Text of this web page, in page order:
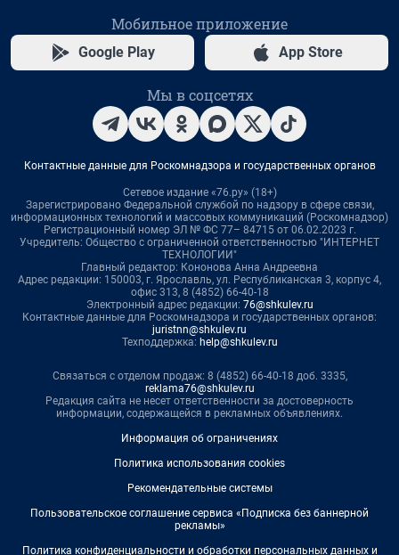
Мобильное приложение
Google Play App Store
Мы в соцсетях
Контактные данные для Роскомнадзора и государственных органов
Сетевое издание «76.ру» (18+)
Зарегистрировано Федеральной службой по надзору в сфере связи,
информационных технологий и массовых коммуникаций (Роскомнадзор)
Регистрационный номер ЭЛ № ФС 77– 84715 от 06.02.2023 г.
Учредитель: Общество с ограниченной ответственностью "ИНТЕРНЕТ
ТЕХНОЛОГИИ"
Главный редактор: Кононова Анна Андреевна
Адрес редакции: 150003, г. Ярославль, ул. Республиканская 3, корпус 4,
офис 313, 8 (4852) 66-40-18
Электронный адрес редакции: 76@shkulev.ru
Контактные данные для Роскомнадзора и государственных органов:
juristnn@shkulev.ru
Техподдержка: help@shkulev.ru
Связаться с отделом продаж: 8 (4852) 66-40-18 доб. 3335,
reklama76@shkulev.ru
Редакция сайта не несет ответственности за достоверность
информации, содержащейся в рекламных объявлениях.
Информация об ограничениях
Политика использования cookies
Рекомендательные системы
Пользовательское соглашение сервиса «Подписка без баннерной
рекламы»
Политика конфиденциальности и обработки персональных данных и